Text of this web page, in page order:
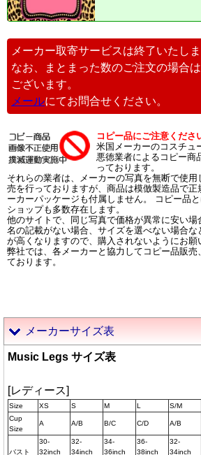
メーカー取寄サービスは終了いたしま
なお、まとまった数のご注文の場合
ございます。
メールにてお問合せください。
コピー品にご注意くださ
米国メーカーのコスチュ
悪徳業者によるコピー商
っております。
それらの業者は、メーカーの写真を無断で使
売を行っておりますが、商品は模倣製造品で正
ーカーパッケージも付属しません。 コピー品
ショップも多数存在します。
他のサイトで、同じ写真で価格が異常に安い
名の記載がない場合、サイズを選べない場合
が高くなりますので、購入されないようにお願
弊社では、各メーカーと協力してコピー品販売
ております。
メーカーサイズ表
Music Legs サイズ表
[レディース]
Size XS S M L S/M
Cup
Size
A A/B B/C C/D A/B
バスト
30-
32inch
32-
34inch
34-
36inch
36-
38inch
32-
34inch